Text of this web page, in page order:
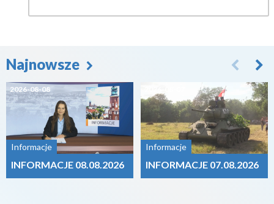
Najnowsze
2026-08-08
Informacje
INFORMACJE 08.08.2026
Informacje
INFORMACJE 07.08.2026